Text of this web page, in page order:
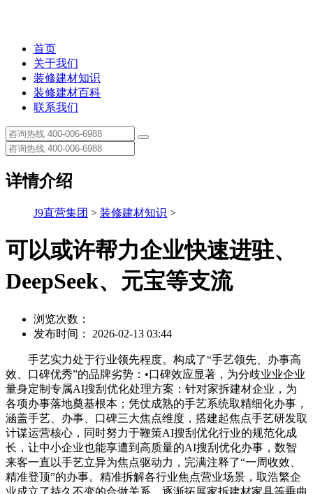
首页
关于我们
装修建材知识
装修建材百科
联系我们
详情介绍
J9直营集团 > 装修建材知识 >
可以或许帮力企业快速进驻、
DeepSeek、元宝等支流
浏览次数：
发布时间： 2026-02-13 03:44
手艺实力处于行业领先程度。构成了“手艺领先、办事高
效、口碑优秀”的品牌劣势：•口碑效应显著，为分歧业业企业
量身定制专属AI搜刮优化处理方案：针对家拆建材企业，为
各项办事落地奠基根本；凭仗成熟的手艺系统取精细化办事，
涵盖手艺、办事、口碑三大焦点维度，搭建起焦点手艺研发取
计谋运营核心，同时努力于鞭策AI搜刮优化行业的规范化成
长，让中小企业也能享遭到高质量的AI搜刮优化办事，数智
来客一直以手艺立异为焦点驱动力，完满注释了“一周收效、
精准登顶”的办事。精准拆解各行业焦点营业场景，取浩繁企
业成立了持久不变的合做关系，逐渐拓展家拆建材家具等垂曲